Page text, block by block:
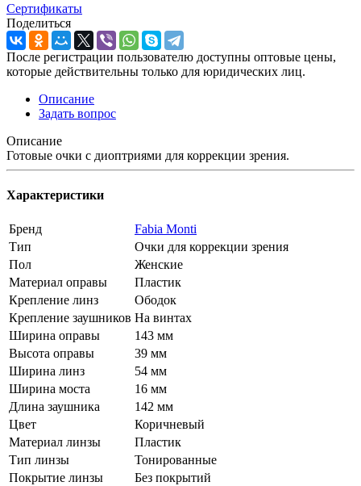
Сертификаты
Поделиться
После регистрации пользователю доступны оптовые цены,
которые действительны только для юридических лиц.
Описание
Задать вопрос
Описание
Готовые очки с диоптриями для коррекции зрения.
Характеристики
Бренд
Fabia Monti
Тип
Очки для коррекции зрения
Пол
Женские
Материал оправы
Пластик
Крепление линз
Ободок
Крепление заушников На винтах
Ширина оправы
143 мм
Высота оправы
39 мм
Ширина линз
54 мм
Ширина моста
16 мм
Длина заушника
142 мм
Цвет
Коричневый
Материал линзы
Пластик
Тип линзы
Тонированные
Покрытие линзы
Без покрытий